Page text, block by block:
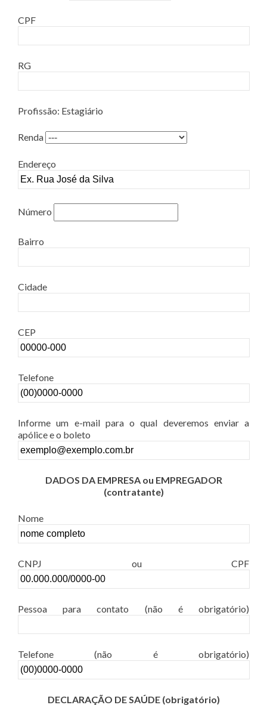
CPF
RG
Profissão: Estagiário
Renda
Endereço
Número
Bairro
Cidade
CEP
Telefone
Informe um e-mail para o qual deveremos enviar a
apólice e o boleto
DADOS DA EMPRESA ou EMPREGADOR
(contratante)
Nome
CNPJ ou CPF
Pessoa para contato (não é obrigatório)
Telefone (não é obrigatório)
DECLARAÇÃO DE SAÚDE (obrigatório)